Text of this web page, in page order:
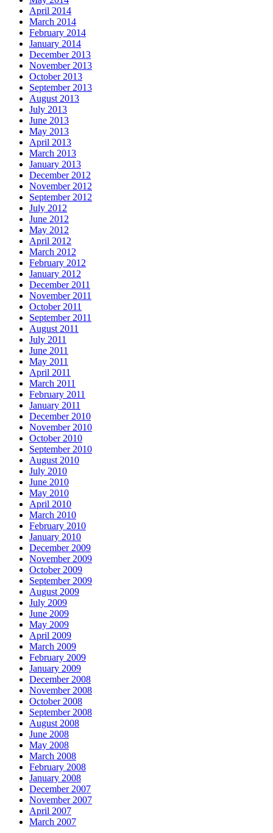
April 2014
March 2014
February 2014
January 2014
December 2013
November 2013
October 2013
September 2013
August 2013
July 2013
June 2013
May 2013
April 2013
March 2013
January 2013
December 2012
November 2012
September 2012
July 2012
June 2012
May 2012
April 2012
March 2012
February 2012
January 2012
December 2011
November 2011
October 2011
September 2011
August 2011
July 2011
June 2011
May 2011
April 2011
March 2011
February 2011
January 2011
December 2010
November 2010
October 2010
September 2010
August 2010
July 2010
June 2010
May 2010
April 2010
March 2010
February 2010
January 2010
December 2009
November 2009
October 2009
September 2009
August 2009
July 2009
June 2009
May 2009
April 2009
March 2009
February 2009
January 2009
December 2008
November 2008
October 2008
September 2008
August 2008
June 2008
May 2008
March 2008
February 2008
January 2008
December 2007
November 2007
April 2007
March 2007